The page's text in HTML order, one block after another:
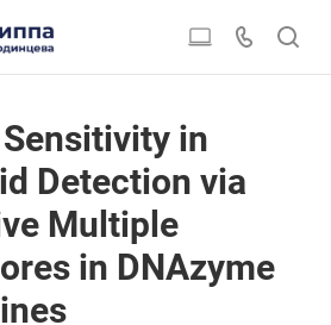
in
Detection via
Multiple
in DNAzyme